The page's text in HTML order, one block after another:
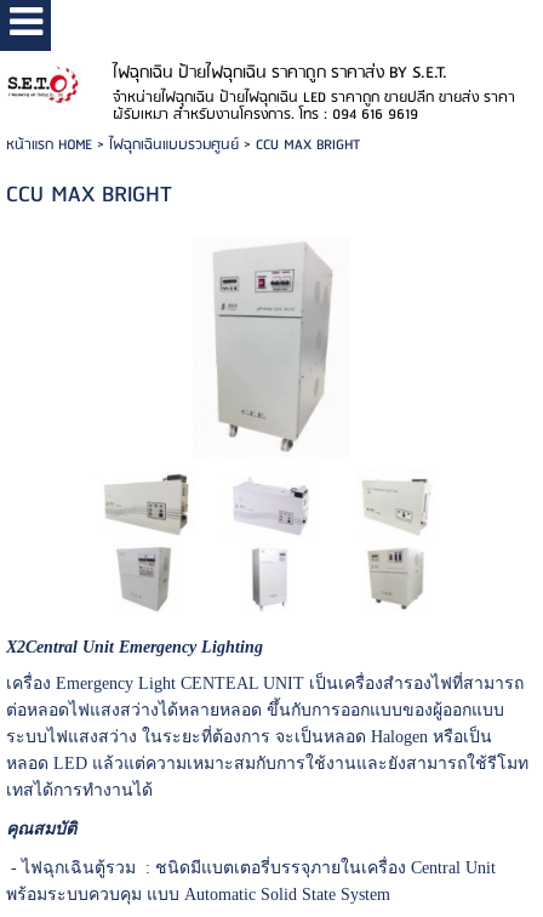
ไฟฉุกเฉิน ป้ายไฟฉุกเฉิน ราคาถูก ราคาส่ง BY S.E.T.
จำหน่ายไฟฉุกเฉิน ป้ายไฟฉุกเฉิน LED ราคาถูก ขายปลีก ขายส่ง ราคา
ผู้รับเหมา สำหรับงานโครงการ. โทร : 094 616 9619
หน้าแรก HOME>ไฟฉุกเฉินแบบรวมศูนย์> CCU MAX BRIGHT
CCU MAX BRIGHT
X2Central Unit Emergency Lighting
เครื่อง Emergency Light CENTEAL UNIT เป็นเครื่องสำรองไฟที่สามารถ
ต่อหลอดไฟแสงสว่างได้หลายหลอด ขึ้นกับการออกแบบของผู้ออกแบบ
ระบบไฟแสงสว่าง ในระยะที่ต้องการ จะเป็นหลอด Halogen หรือเป็น
หลอด LED แล้วแต่ความเหมาะสมกับการใช้งานและยังสามารถใช้รีโมท
เทสได้การทำงานได้
คุณสมบัติ
- ไฟฉุกเฉินตู้รวม : ชนิดมีแบตเตอรี่บรรจุภายในเครื่อง Central Unit
พร้อมระบบควบคุม แบบ Automatic Solid State System